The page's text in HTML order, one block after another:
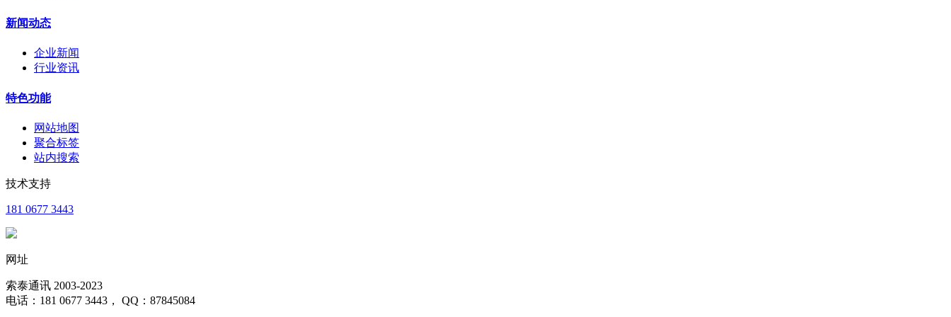
新闻动态
企业新闻
行业资讯
特色功能
网站地图
聚合标签
站内搜索
技术支持
181 0677 3443
网址
索泰通讯 2003-2023
电话：181 0677 3443， QQ：87845084